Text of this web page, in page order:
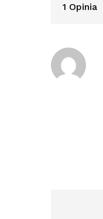
1 Opinia